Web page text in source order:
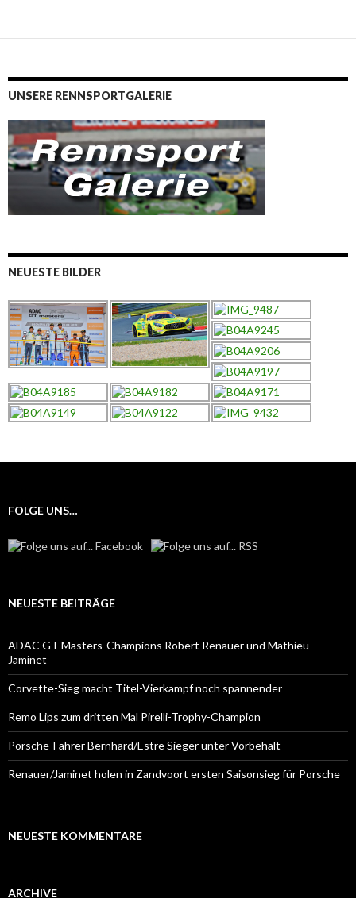
UNSERE RENNSPORTGALERIE
NEUESTE BILDER
FOLGE UNS…
NEUESTE BEITRÄGE
ADAC GT Masters-Champions Robert Renauer und Mathieu
Jaminet
Corvette-Sieg macht Titel-Vierkampf noch spannender
Remo Lips zum dritten Mal Pirelli-Trophy-Champion
Porsche-Fahrer Bernhard/Estre Sieger unter Vorbehalt
Renauer/Jaminet holen in Zandvoort ersten Saisonsieg für Porsche
NEUESTE KOMMENTARE
ARCHIVE